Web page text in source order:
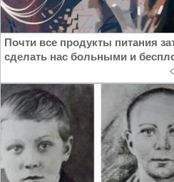
Почти все продукты питания
сделать нас больными и